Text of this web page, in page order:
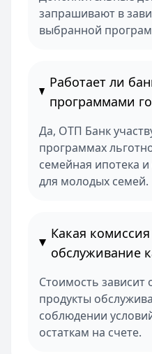
запрашивают в
выбранной
Работает ли
программами
Да, ОТП Банк
программах
семейная ипотека
для молодых семей.
Какая комиссия
обслуживание
Стоимость зависит
продукты
соблюдении
остаткам на счете.